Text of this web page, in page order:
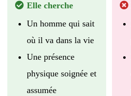
Elle cherche
Un homme qui sait
où il va dans la vie
Une présence
physique soignée et
assumée